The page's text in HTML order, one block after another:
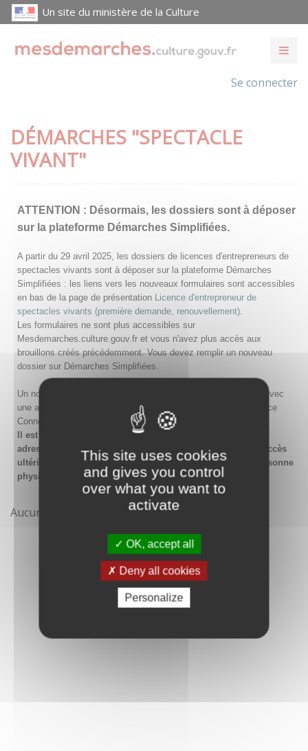
This site uses cookies
and gives you control
over what you want to
activate
OK, accept all
Deny all cookies
Personalize
Un site du ministère de la Culture
Se connecter
DÉMARCHES "SPECTACLE
VIVANT"
ATTENTION : Désormais, les dossiers sont à déposer
sur la plateforme Démarches Simplifiées.
A partir du 29 avril 2025, les dossiers de licences d'entrepreneurs de
spectacles vivants sont à déposer sur la plateforme Démarches
Simplifiées : les liens vers les nouveaux formulaires sont accessibles
en bas de la page de présentation Licence d'entrepreneur de
spectacles vivants (première demande, renouvellement).
Les formulaires ne sont plus accessibles sur
Mesdemarches.culture.gouv.fr et vous n'avez plus accès aux
brouillons créés précédemment. Vous devez remplir un nouveau
dossier sur Démarches Simplifiées.
Un nouveau compte doit être créé sur Démarches Simplifiées avec
une adresse email et un mot de passe, ou en passant par France
Connect.
Il est conseillé lors de la création du compte de saisir une
adresse email générique de l'organisme afin de garantir l'accès
ultérieur au compte même en cas de changement de la personne
physique gestionnaire.
Aucune démarche pour le moment